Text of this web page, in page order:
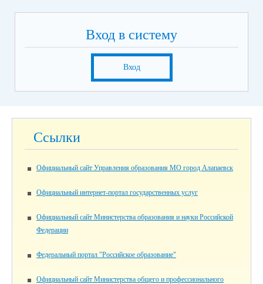
Вход в систему
Вход
Ссылки
Официальный сайт Управления образования МО город Алапаевск
Официальный интернет-портал государственных услуг
Официальный сайт Министерства образования и науки Российской
Федерации
Федеральный портал "Российское образование"
Официальный сайт Министерства общего и профессионального